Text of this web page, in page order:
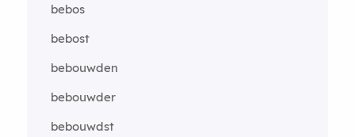
bebos
bebost
bebouwden
bebouwder
bebouwdst